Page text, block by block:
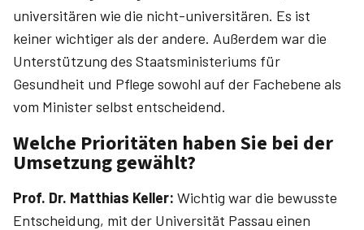
universitären wie die nicht-universitären. Es ist
keiner wichtiger als der andere. Außerdem war die
Unterstützung des Staatsministeriums für
Gesundheit und Pflege sowohl auf der Fachebene als
vom Minister selbst entscheidend.
Welche Prioritäten haben Sie bei der
Umsetzung gewählt?
Prof. Dr. ­Matthias ­Keller: Wichtig war die bewusste
Entscheidung, mit der Universität Passau einen